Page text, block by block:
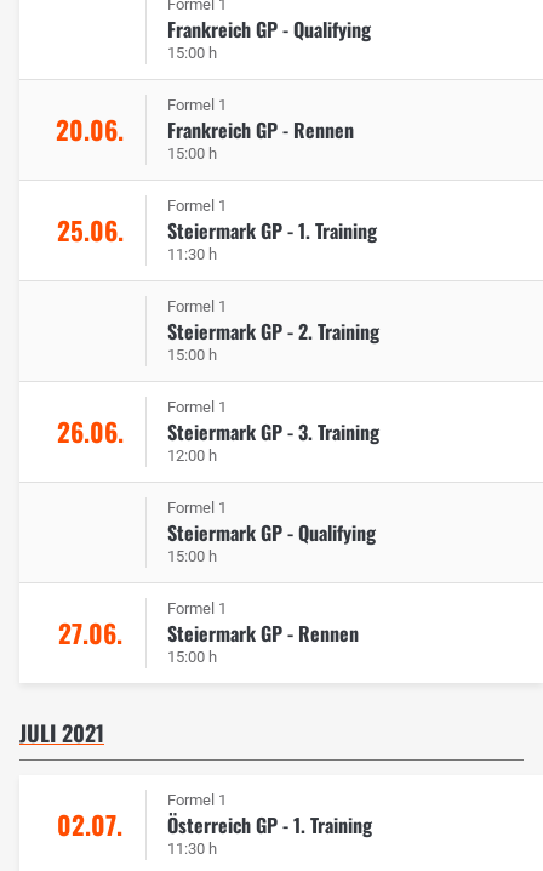
Formel 1
Frankreich GP - Qualifying
15:00 h
20.06.
Formel 1
Frankreich GP - Rennen
15:00 h
25.06.
Formel 1
Steiermark GP - 1. Training
11:30 h
Formel 1
Steiermark GP - 2. Training
15:00 h
26.06.
Formel 1
Steiermark GP - 3. Training
12:00 h
Formel 1
Steiermark GP - Qualifying
15:00 h
27.06.
Formel 1
Steiermark GP - Rennen
15:00 h
JULI 2021
02.07.
Formel 1
Österreich GP - 1. Training
11:30 h